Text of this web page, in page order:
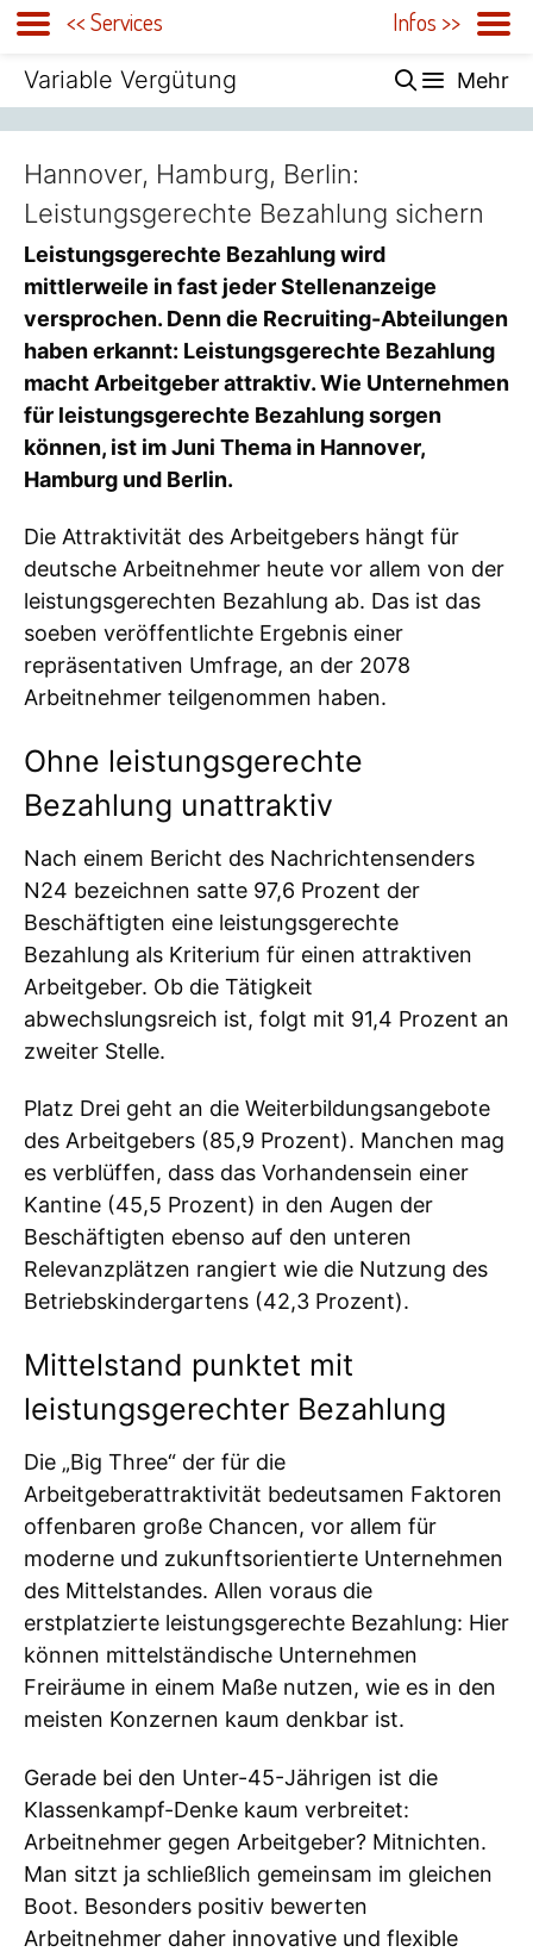
Zum
springen
Variable Vergütung Mehr
Hannover, Hamburg, Berlin:
Leistungsgerechte Bezahlung sichern
Leistungsgerechte Bezahlung wird
mittlerweile in fast jeder Stellenanzeige
versprochen. Denn die Recruiting-Abteilungen
haben erkannt: Leistungsgerechte Bezahlung
macht Arbeitgeber attraktiv. Wie Unternehmen
für leistungsgerechte Bezahlung sorgen
können, ist im Juni Thema in Hannover,
Hamburg und Berlin.
Die Attraktivität des Arbeitgebers hängt für
deutsche Arbeitnehmer heute vor allem von der
leistungsgerechten Bezahlung ab. Das ist das
soeben veröffentlichte Ergebnis einer
repräsentativen Umfrage, an der 2078
Arbeitnehmer teilgenommen haben.
Ohne leistungsgerechte
Bezahlung unattraktiv
Nach einem Bericht des Nachrichtensenders
N24 bezeichnen satte 97,6 Prozent der
Beschäftigten eine leistungsgerechte
Bezahlung als Kriterium für einen attraktiven
Arbeitgeber. Ob die Tätigkeit
abwechslungsreich ist, folgt mit 91,4 Prozent an
zweiter Stelle.
Platz Drei geht an die Weiterbildungsangebote
des Arbeitgebers (85,9 Prozent). Manchen mag
es verblüffen, dass das Vorhandensein einer
Kantine (45,5 Prozent) in den Augen der
Beschäftigten ebenso auf den unteren
Relevanzplätzen rangiert wie die Nutzung des
Betriebskindergartens (42,3 Prozent).
Mittelstand punktet mit
leistungsgerechter Bezahlung
Die „Big Three“ der für die
Arbeitgeberattraktivität bedeutsamen Faktoren
offenbaren große Chancen, vor allem für
moderne und zukunftsorientierte Unternehmen
des Mittelstandes. Allen voraus die
erstplatzierte leistungsgerechte Bezahlung: Hier
können mittelständische Unternehmen
Freiräume in einem Maße nutzen, wie es in den
meisten Konzernen kaum denkbar ist.
Gerade bei den Unter-45-Jährigen ist die
Klassenkampf-Denke kaum verbreitet:
Arbeitnehmer gegen Arbeitgeber? Mitnichten.
Man sitzt ja schließlich gemeinsam im gleichen
Boot. Besonders positiv bewerten
Arbeitnehmer daher innovative und flexible
<< Services Infos >>